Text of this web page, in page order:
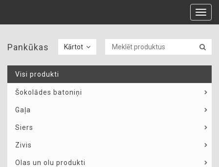
Pankūkas Kārtot
Visi produkti
Šokolādes batoniņi
Gaļa
Siers
Zivis
Olas un olu produkti